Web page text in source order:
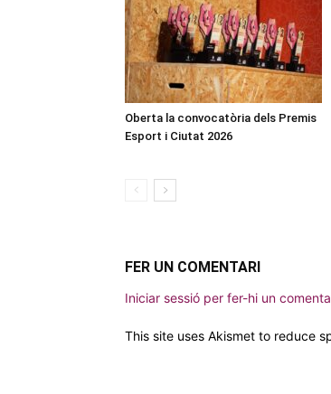
Oberta la convocatòria dels Premis
Esport i Ciutat 2026
FER UN COMENTARI
Iniciar sessió per fer-hi un
This site uses Akismet to reduce